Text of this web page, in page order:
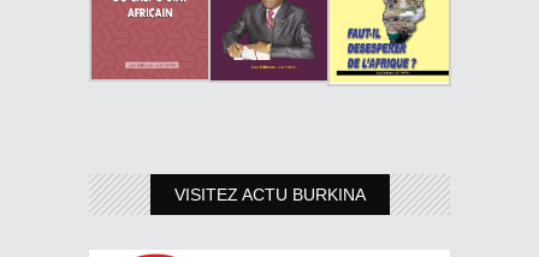
VISITEZ ACTU BURKINA